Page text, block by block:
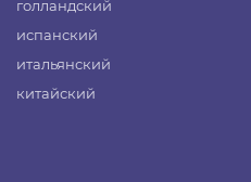
голландский
испанский
итальянский
китайский